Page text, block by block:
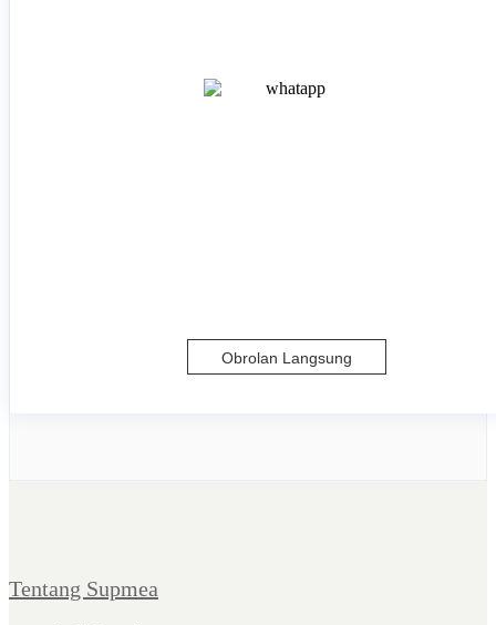
Obrolan Langsung
Tentang Supmea